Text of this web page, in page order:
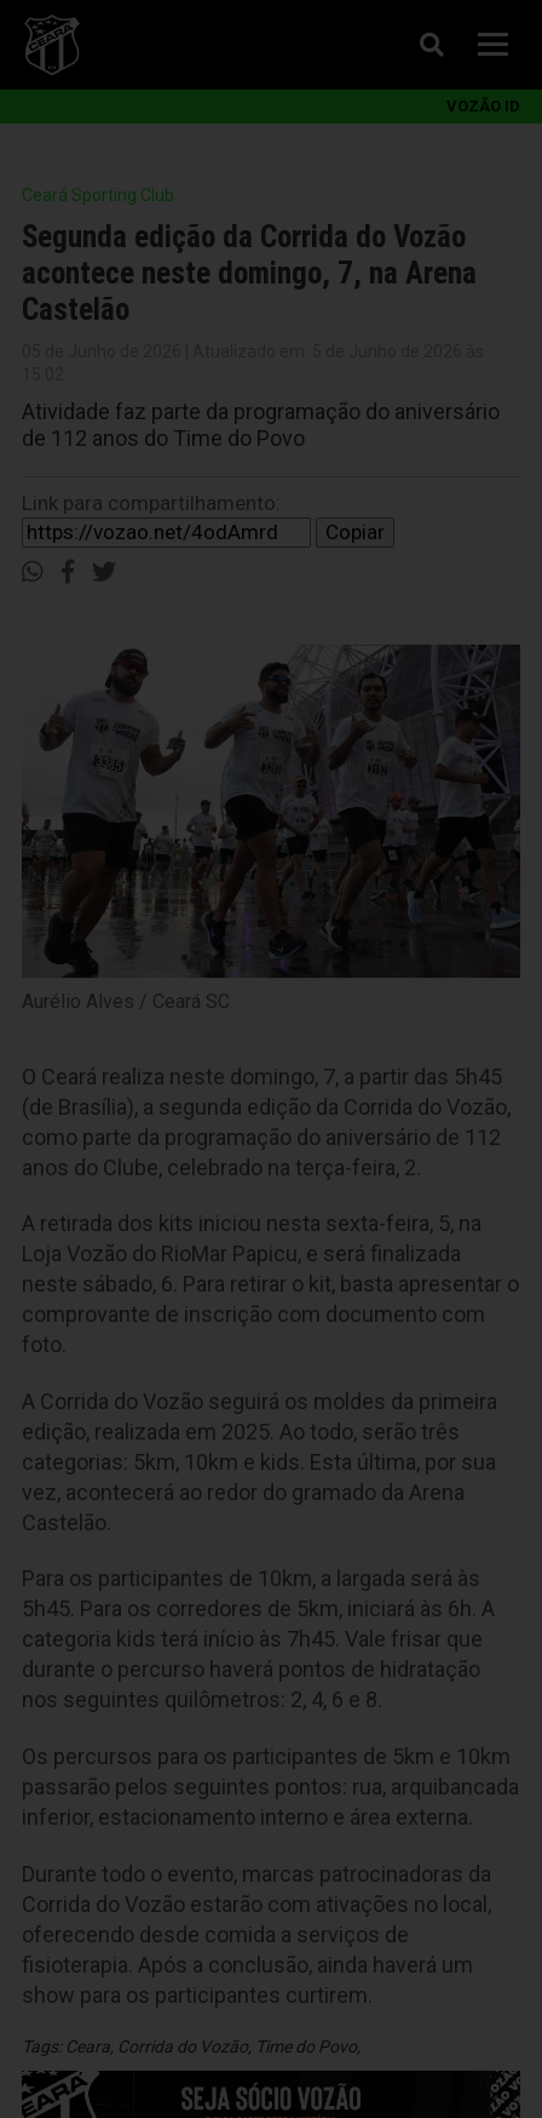
VOZÃO ID
Ceará Sporting Club
Segunda edição da Corrida do Vozão
acontece neste domingo, 7, na Arena
Castelão
Atividade faz parte da programação do aniversário
de 112 anos do Time do Povo
Link para compartilhamento:
Copiar
Aurélio Alves / Ceará SC
O Ceará realiza neste domingo, 7, a partir das 5h45
(de Brasília), a segunda edição da Corrida do Vozão,
como parte da programação do aniversário de 112
anos do Clube, celebrado na terça-feira, 2.
A retirada dos kits iniciou nesta sexta-feira, 5, na
Loja Vozão do RioMar Papicu, e será finalizada
neste sábado, 6. Para retirar o kit, basta apresentar o
comprovante de inscrição com documento com
foto.
A Corrida do Vozão seguirá os moldes da primeira
edição, realizada em 2025. Ao todo, serão três
categorias: 5km, 10km e kids. Esta última, por sua
vez, acontecerá ao redor do gramado da Arena
Castelão.
Para os participantes de 10km, a largada será às
5h45. Para os corredores de 5km, iniciará às 6h. A
categoria kids terá início às 7h45. Vale frisar que
durante o percurso haverá pontos de hidratação
nos seguintes quilômetros: 2, 4, 6 e 8.
Os percursos para os participantes de 5km e 10km
passarão pelos seguintes pontos: rua, arquibancada
inferior, estacionamento interno e área externa.
Durante todo o evento, marcas patrocinadoras da
Corrida do Vozão estarão com ativações no local,
oferecendo desde comida a serviços de
fisioterapia. Após a conclusão, ainda haverá um
show para os participantes curtirem.
Tags: Ceara, Corrida do Vozão, Time do Povo,